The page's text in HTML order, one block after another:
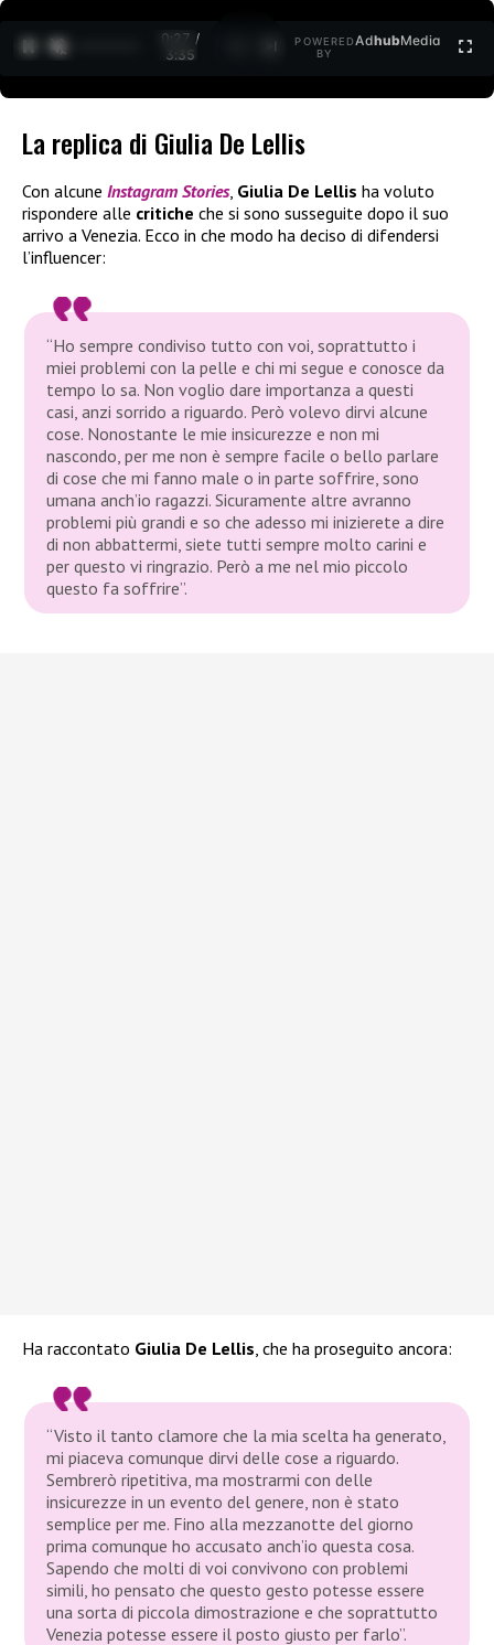
0:27 /
3:35
POWERED
BY
AdhubMedia
La replica di Giulia De Lellis
Con alcune Instagram Stories, Giulia De Lellis ha voluto
rispondere alle critiche che si sono susseguite dopo il suo
arrivo a Venezia. Ecco in che modo ha deciso di difendersi
l’influencer:
“Ho sempre condiviso tutto con voi, soprattutto i
miei problemi con la pelle e chi mi segue e conosce da
tempo lo sa. Non voglio dare importanza a questi
casi, anzi sorrido a riguardo. Però volevo dirvi alcune
cose. Nonostante le mie insicurezze e non mi
nascondo, per me non è sempre facile o bello parlare
di cose che mi fanno male o in parte soffrire, sono
umana anch’io ragazzi. Sicuramente altre avranno
problemi più grandi e so che adesso mi inizierete a dire
di non abbattermi, siete tutti sempre molto carini e
per questo vi ringrazio. Però a me nel mio piccolo
questo fa soffrire”.
Ha raccontato Giulia De Lellis , che ha proseguito ancora:
“Visto il tanto clamore che la mia scelta ha generato,
mi piaceva comunque dirvi delle cose a riguardo.
Sembrerò ripetitiva, ma mostrarmi con delle
insicurezze in un evento del genere, non è stato
semplice per me. Fino alla mezzanotte del giorno
prima comunque ho accusato anch’io questa cosa.
Sapendo che molti di voi convivono con problemi
simili, ho pensato che questo gesto potesse essere
una sorta di piccola dimostrazione e che soprattutto
Venezia potesse essere il posto giusto per farlo”.